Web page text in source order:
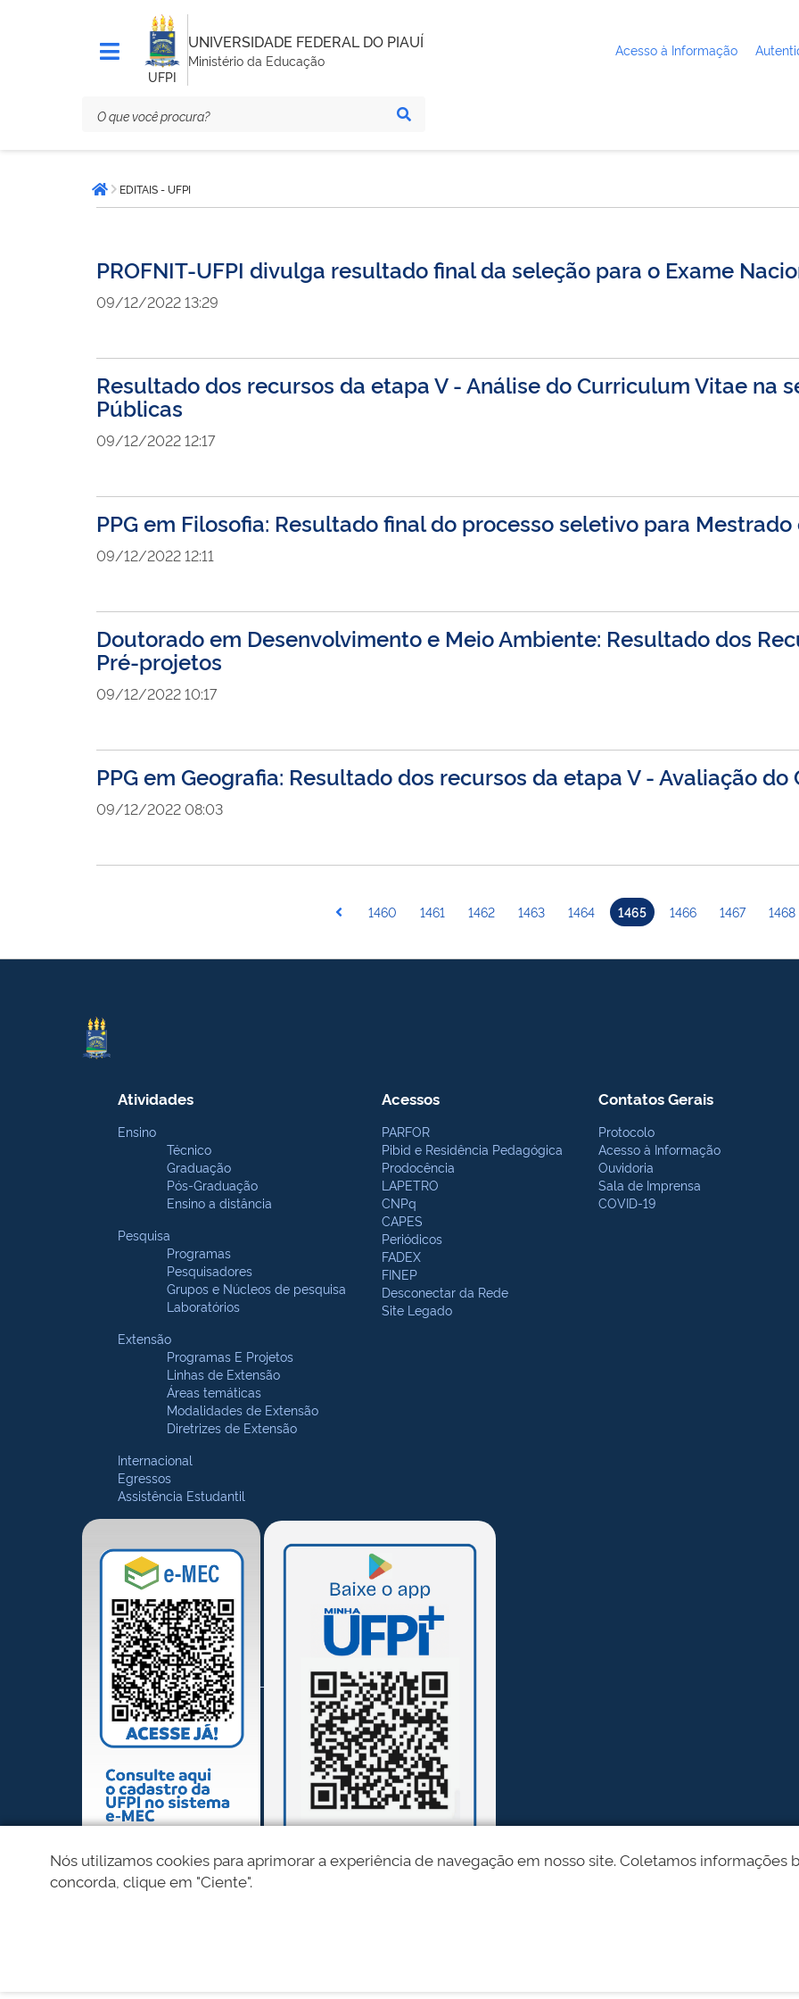
UFPI
UNIVERSIDADE FEDERAL DO PIAUÍ
Ministério da Educação
Acesso à Informação
está
aqui:Página inicial
EDITAIS - UFPI
PROFNIT-UFPI divulga resultado final da seleção para o Exame
09/12/2022 13:29
Resultado dos recursos da etapa V - Análise do Curriculum Vitae na
Públicas
09/12/2022 12:17
PPG em Filosofia: Resultado final do processo seletivo para
09/12/2022 12:11
Doutorado em Desenvolvimento e Meio Ambiente: Resultado dos
Pré-projetos
09/12/2022 10:17
PPG em Geografia: Resultado dos recursos da etapa V - Avaliação
09/12/2022 08:03
1460 1461 1462 1463 1464 1465 1466 1467 1468
Atividades
Ensino
Técnico
Graduação
Pós-Graduação
Ensino a distância
Pesquisa
Programas
Pesquisadores
Grupos e Núcleos de pesquisa
Laboratórios
Extensão
Programas E Projetos
Linhas de Extensão
Áreas temáticas
Modalidades de Extensão
Diretrizes de Extensão
Internacional
Egressos
Assistência Estudantil
Acessos
PARFOR
Pibid e Residência Pedagógica
Prodocência
LAPETRO
CNPq
CAPES
Periódicos
FADEX
FINEP
Desconectar da Rede
Site Legado
Contatos Gerais
Protocolo
Acesso à Informação
Ouvidoria
Sala de Imprensa
COVID-19
Nós utilizamos cookies para aprimorar a experiência de navegação em nosso site. Coletamos informações
concorda, clique em "Ciente".